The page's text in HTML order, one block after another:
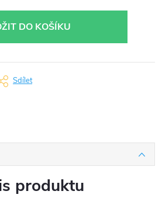
DO KOŠÍKU
Sdílet
produktu